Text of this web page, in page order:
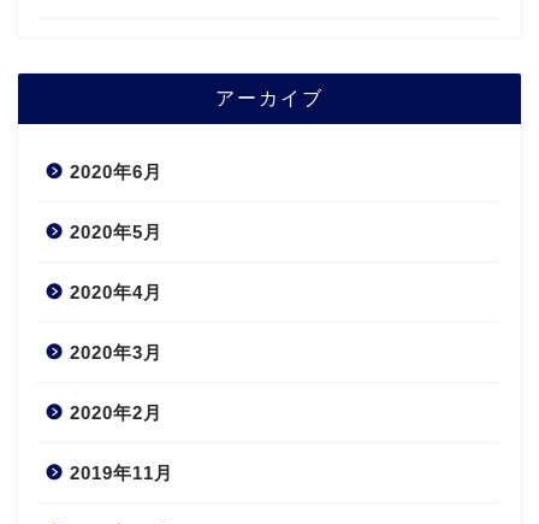
アーカイブ
2020年6月
2020年5月
2020年4月
2020年3月
2020年2月
2019年11月